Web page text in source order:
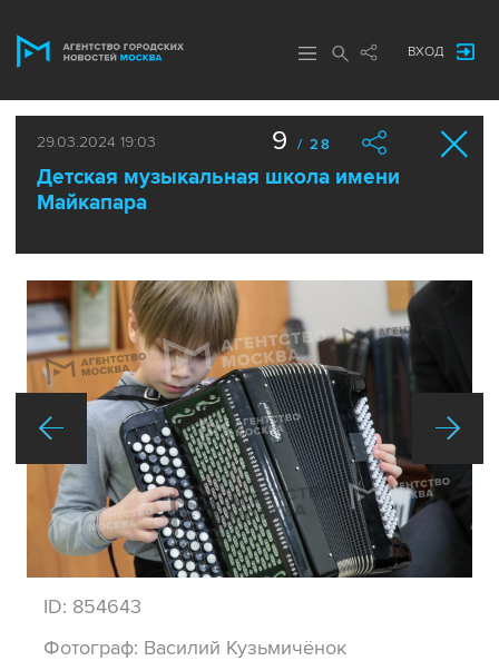
ВХОД
29.03.2024 19:03
Детская музыкальная школа имени
Майкапара
9 / 28
ID: 854643
Фотограф: Василий Кузьмичёнок